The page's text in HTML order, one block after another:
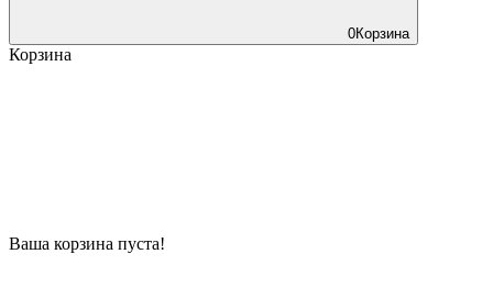
0Корзина
Корзина
Ваша корзина пуста!